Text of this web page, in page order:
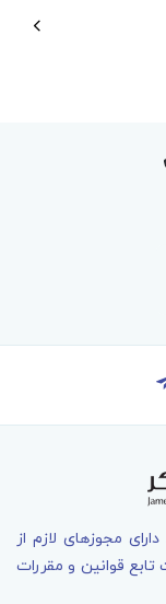
مجوزهای لازم از
قوانين و مقررات